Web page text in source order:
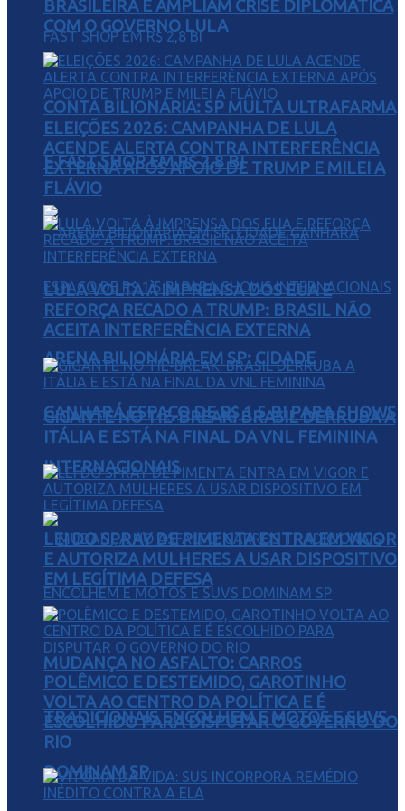
CONTA BILIONÁRIA: SP MULTA ULTRAFARMA
E FAST SHOP EM R$ 2,8 BI
ARENA BILIONÁRIA EM SP: CIDADE
GANHARÁ ESPAÇO DE R$ 1,5 BI PARA SHOWS
INTERNACIONAIS
MUDANÇA NO ASFALTO: CARROS
TRADICIONAIS ENCOLHEM E MOTOS E SUVS
DOMINAM SP
BRASILEIRA E AMPLIAM CRISE DIPLOMÁTICA
COM O GOVERNO LULA
ELEIÇÕES 2026: CAMPANHA DE LULA
ACENDE ALERTA CONTRA INTERFERÊNCIA
EXTERNA APÓS APOIO DE TRUMP E MILEI A
FLÁVIO
LULA VOLTA À IMPRENSA DOS EUA E
REFORÇA RECADO A TRUMP: BRASIL NÃO
ACEITA INTERFERÊNCIA EXTERNA
GIGANTE NO TIE-BREAK: BRASIL DERRUBA A
ITÁLIA E ESTÁ NA FINAL DA VNL FEMININA
LEI DO SPRAY DE PIMENTA ENTRA EM VIGOR
E AUTORIZA MULHERES A USAR DISPOSITIVO
EM LEGÍTIMA DEFESA
POLÊMICO E DESTEMIDO, GAROTINHO
VOLTA AO CENTRO DA POLÍTICA E É
ESCOLHIDO PARA DISPUTAR O GOVERNO DO
RIO